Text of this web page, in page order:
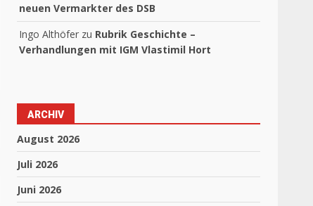
neuen Vermarkter des DSB
Ingo Althöfer zu Rubrik Geschichte –
Verhandlungen mit IGM Vlastimil Hort
ARCHIV
August 2026
Juli 2026
Juni 2026